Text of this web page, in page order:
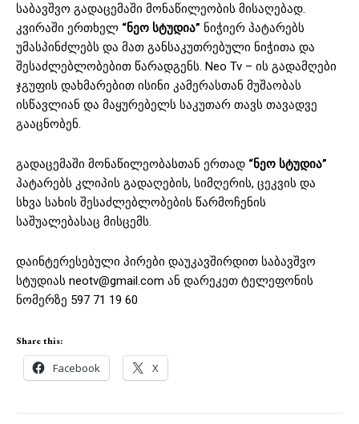
საბავშვო გადაცემაში მონაწილეობის მისაღებად.
კვირაში ერთხელ “ნეო სტუდია” ნიჭიერ პატარებს
უმასპინძლებს და მათ განსაკუთრებული ნიჭითა და
შესაძლებლობებით წარადგენს. Neo Tv – ის გადამღები
ჯგუფის დახმარებით ისინი კამერასთან მუშაობას
ისწავლიან და მაყურებელს საკუთარ თავს თავადვე
გააცნობენ.
გადაცემაში მონაწილეობასთან ერთად “ნეო სტუდია”
პატარებს კლიპის გადაღების, სიმღერის, ცეკვის და
სხვა სახის შესაძლებლობების წარმოჩენის
საშუალებასაც მისცემს.
დაინტერესებული პირები დაუკავშირდით საბავშვო
სტუდიას neotv@gmail.com ან დარეკეთ ტელეფონის
ნომერზე 597 71 19 60
Share this:
Facebook X